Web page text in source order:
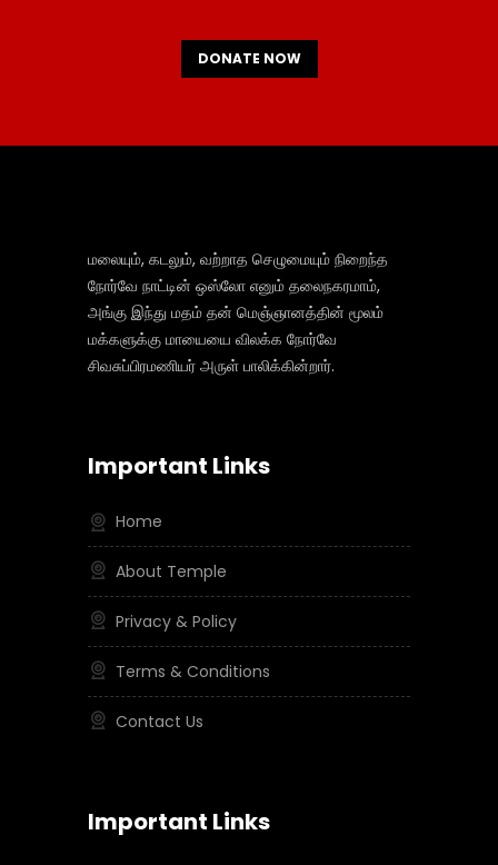
DONATE NOW
மலையும், கடலும், வற்றாத செழுமையும் நிறைந்த
நோர்வே நாட்டின் ஒஸ்லோ எனும் தலைநகரமாம்,
அங்கு இந்து மதம் தன் மெஞ்ஞானத்தின் மூலம்
மக்களுக்கு மாயையை விலக்க நோர்வே
சிவசுப்பிரமணியர் அருள் பாலிக்கின்றார்.
Important Links
Home
About Temple
Privacy & Policy
Terms & Conditions
Contact Us
Important Links